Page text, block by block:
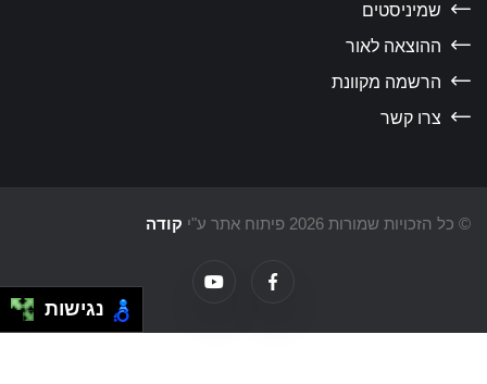
שמיניסטים
ההוצאה לאור
הרשמה מקוונת
צרו קשר
הזכויות שמורות 2026 פיתוח אתר ע"י קודה
נגישות